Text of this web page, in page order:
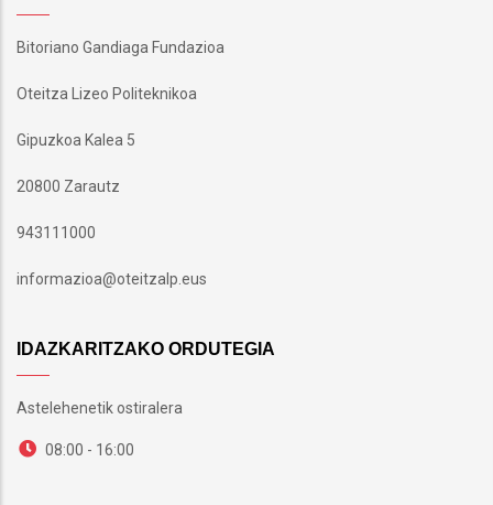
Bitoriano Gandiaga Fundazioa
Oteitza Lizeo Politeknikoa
Gipuzkoa Kalea 5
20800 Zarautz
943111000
informazioa@oteitzalp.eus
IDAZKARITZAKO ORDUTEGIA
Astelehenetik ostiralera
08:00 - 16:00